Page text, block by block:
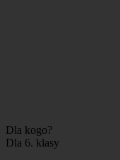
Dla kogo?
Dla 6. klasy